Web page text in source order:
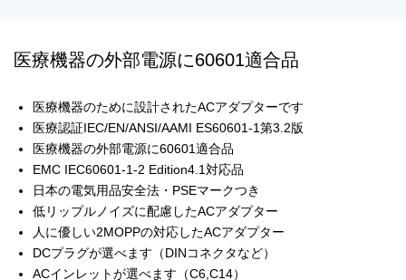
医療機器の外部電源に60601適合品
医療機器のために設計されたACアダプターです
医療認証IEC/EN/ANSI/AAMI ES60601-1第3.2版
医療機器の外部電源に60601適合品
EMC IEC60601-1-2 Edition4.1対応品
日本の電気用品安全法・PSEマークつき
低リップルノイズに配慮したACアダプター
人に優しい2MOPPの対応したACアダプター
DCプラグが選べます（DINコネクタなど）
ACインレットが選べます（C6,C14）